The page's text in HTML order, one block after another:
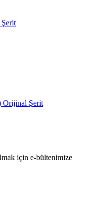
Orijinal Şerit
için e-bültenimize